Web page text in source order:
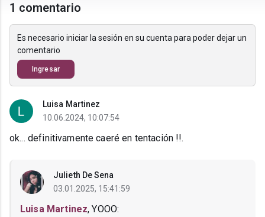
1 comentario
Es necesario iniciar la sesión en su cuenta para poder dejar un
comentario
Ingresar
Luisa Martinez
10.06.2024, 10:07:54
ok... definitivamente caeré en tentación !!.
Julieth De Sena
03.01.2025, 15:41:59
Luisa Martinez, YOOO: